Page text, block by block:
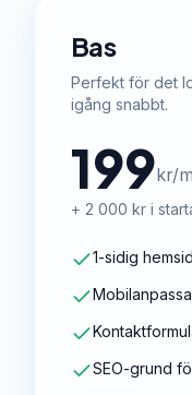
Bas
Perfekt för det
igång snabbt.
199kr/
+ 2 000 kr i
1-sidig
SEO-grund